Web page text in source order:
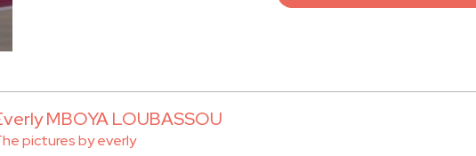
MBOYA LOUBASSOU
pictures by everly